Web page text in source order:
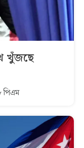
খুঁজছে